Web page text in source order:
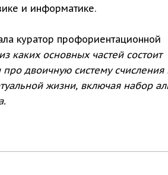
и информатике.
куратор профориентационной
каких основных частей состоит
двоичную систему счисления
жизни, включая набор